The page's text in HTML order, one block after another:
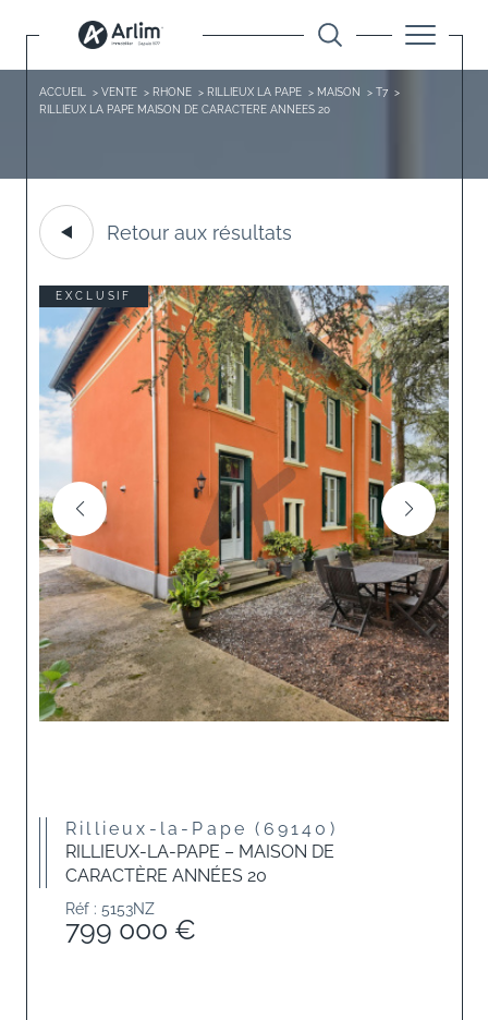
ACCUEIL VENTE RHONE RILLIEUX LA PAPE MAISON
T7
RILLIEUX LA PAPE MAISON DE CARACTERE ANNEES 20
Retour aux résultats
EXCLUSIF
Rillieux-la-Pape (69140)
RILLIEUX-LA-PAPE – MAISON DE
CARACTÈRE ANNÉES 20
Réf : 5153NZ
799 000 €